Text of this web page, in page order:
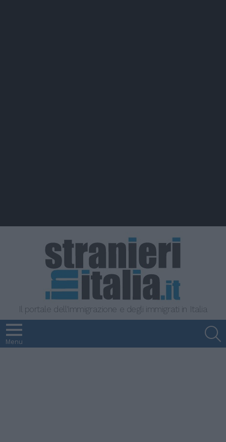
Il portale dell'immigrazione e degli immigrati in Italia
Menu